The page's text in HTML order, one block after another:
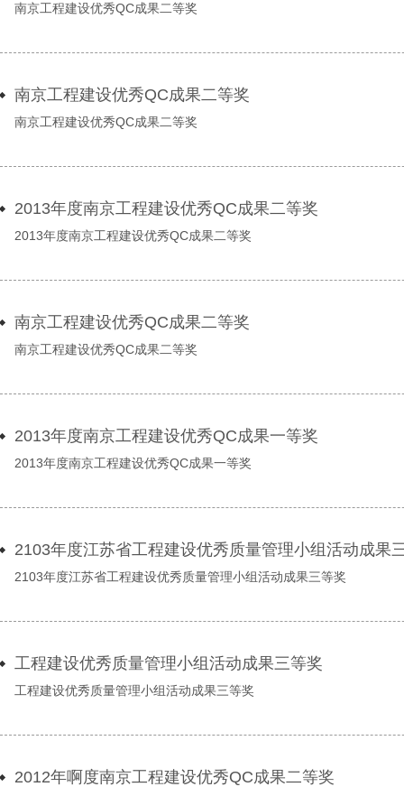
南京工程建设优秀QC成果二等奖
南京工程建设优秀QC成果二等奖
南京工程建设优秀QC成果二等奖
2013年度南京工程建设优秀QC成果二等奖
2013年度南京工程建设优秀QC成果二等奖
南京工程建设优秀QC成果二等奖
南京工程建设优秀QC成果二等奖
2013年度南京工程建设优秀QC成果一等奖
2013年度南京工程建设优秀QC成果一等奖
2103年度江苏省工程建设优秀质量管理小组活动成果
2103年度江苏省工程建设优秀质量管理小组活动成果三等奖
工程建设优秀质量管理小组活动成果三等奖
工程建设优秀质量管理小组活动成果三等奖
2012年啊度南京工程建设优秀QC成果二等奖